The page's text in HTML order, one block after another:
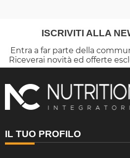
ISCRIVITI ALLA
Entra a far parte della
Riceverai novità ed offerte
IL TUO PROFILO